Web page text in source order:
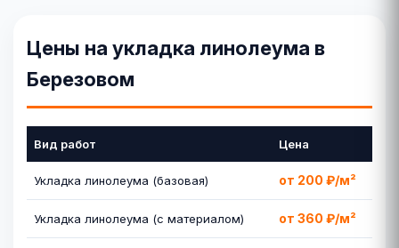
Цены на укладка линолеума в
Березовом
Вид работ Цена
Укладка линолеума (базовая) от 200 ₽/м²
Укладка линолеума (с материалом) от 360 ₽/м²